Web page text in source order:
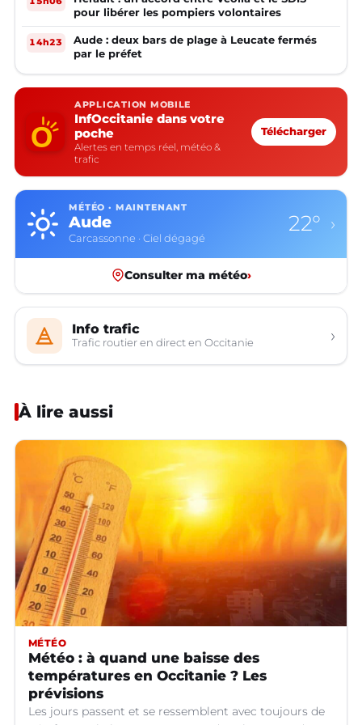
pour libérer les pompiers volontaires
14h23
Aude : deux bars de plage à Leucate fermés
par le préfet
APPLICATION MOBILE
InfOccitanie dans votre
poche
Alertes en temps réel, météo &
trafic
Télécharger
MÉTÉO · MAINTENANT
Aude
Carcassonne · Ciel dégagé
22° ›
Consulter ma météo›
Info trafic
Trafic routier en direct en Occitanie ›
À lire aussi
MÉTÉO
Météo : à quand une baisse des
températures en Occitanie ? Les
prévisions
Les jours passent et se ressemblent avec toujours de